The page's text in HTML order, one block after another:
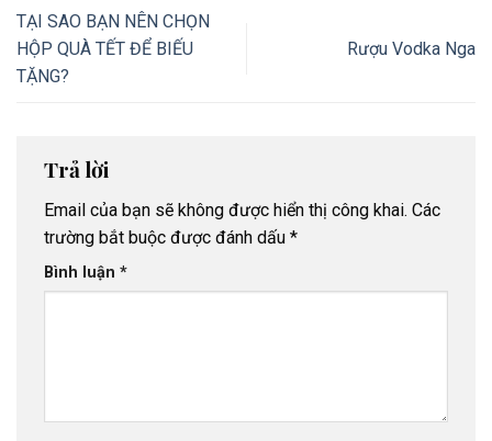
TẠI SAO BẠN NÊN CHỌN
HỘP QUÀ TẾT ĐỂ BIẾU
TẶNG?
Rượu Vodka Nga
Trả lời
Email của bạn sẽ không được hiển thị công khai. Các
trường bắt buộc được đánh dấu *
Bình luận *